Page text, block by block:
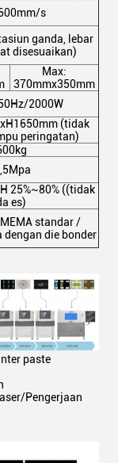
s
ganda, lebar
disesuaikan)
Max:
370mmx350mm
2000W
(tidak
peringatan)
25%~80% ((tidak
es)
standar /
dengan die bonder
paste
Pengerjaan